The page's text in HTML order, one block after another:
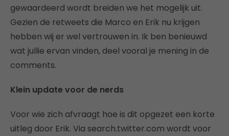
gewaardeerd wordt breiden we het mogelijk uit.
Gezien de retweets die Marco en Erik nu krijgen
hebben wij er wel vertrouwen in. Ik ben benieuwd
wat jullie ervan vinden, deel vooral je mening in de
comments.
Klein update voor de nerds
Voor wie zich afvraagt hoe is dit opgezet een korte
uitleg door Erik. Via search.twitter.com wordt voor